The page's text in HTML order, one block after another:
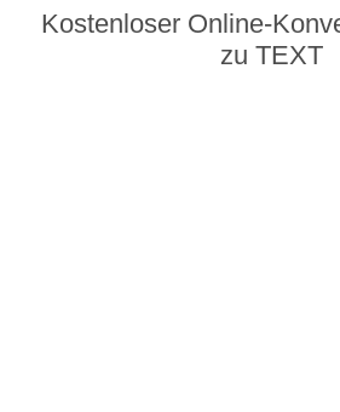
Kostenloser Online-
zu TEXT